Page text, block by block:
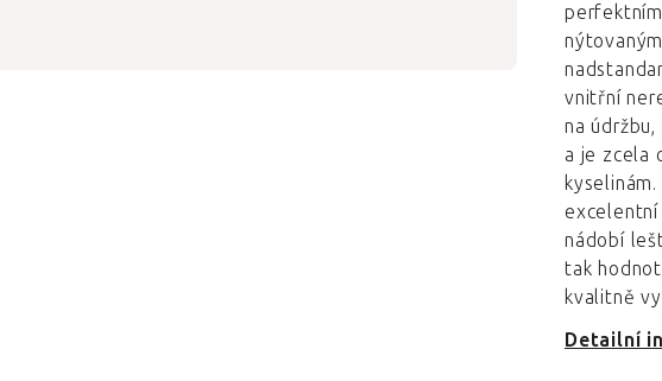
vnitřní
na
a je zcela
nádobí
tak
kvalitně
Detailní